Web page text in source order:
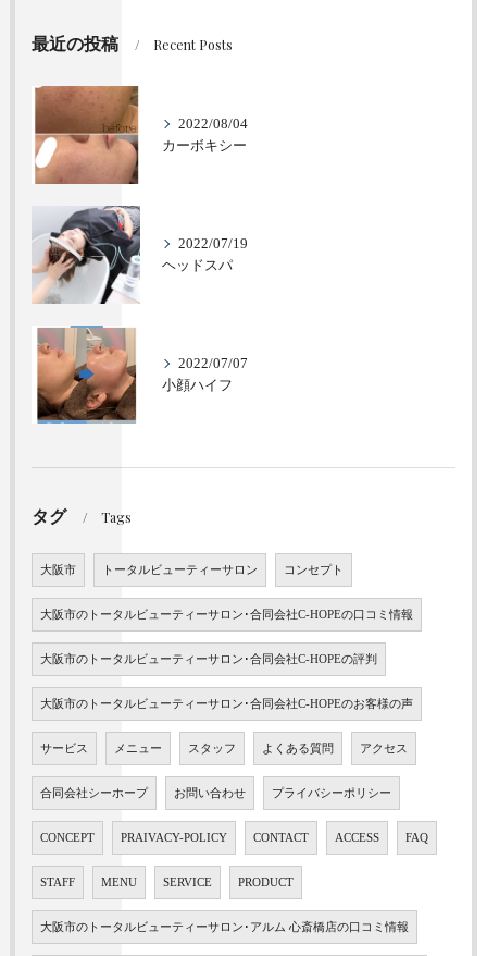
最近の投稿 Recent Posts
2022/08/04
カーボキシー
2022/07/19
ヘッドスパ
2022/07/07
小顔ハイフ
タグ Tags
大阪市 トータルビューティーサロン コンセプト
大阪市のトータルビューティーサロン･合同会社C-HOPEの口コミ情報
大阪市のトータルビューティーサロン･合同会社C-HOPEの評判
大阪市のトータルビューティーサロン･合同会社C-HOPEのお客様の声
サービス メニュー スタッフ よくある質問 アクセス
合同会社シーホープ お問い合わせ プライバシーポリシー
CONCEPT PRAIVACY-POLICY CONTACT ACCESS FAQ
STAFF MENU SERVICE PRODUCT
大阪市のトータルビューティーサロン･アルム 心斎橋店の口コミ情報